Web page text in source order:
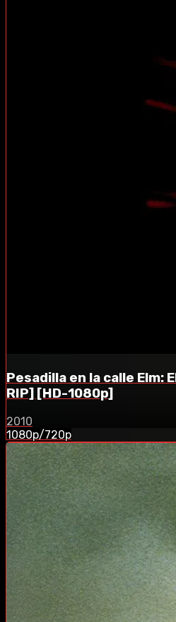
Pesadilla en la calle Elm:
RIP] [HD-1080p]
2010
1080p/720p